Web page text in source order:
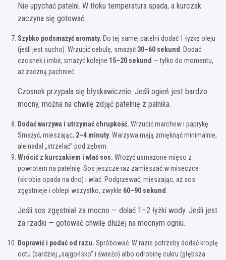
Nie upychać patelni. W tłoku temperatura spada, a kurczak
zaczyna się gotować.
Szybko podsmażyć aromaty. Do tej samej patelni dodać 1 łyżkę oleju
(jeśli jest sucho). Wrzucić cebulę, smażyć 30–60 sekund
. Dodać
czosnek i imbir, smażyć kolejne 15–20 sekund — tylko do momentu,
aż zaczną pachnieć.
Czosnek przypala się błyskawicznie. Jeśli ogień jest bardzo
mocny, można na chwilę zdjąć patelnię z palnika.
Dodać warzywa i utrzymać chrupkość. Wrzucić marchew i paprykę.
Smażyć, mieszając, 2–4 minuty. Warzywa mają zmięknąć minimalnie,
ale nadal „strzelać” pod zębem.
Wrócić z kurczakiem i wlać sos. Włożyć usmażone mięso z
powrotem na patelnię. Sos jeszcze raz zamieszać w miseczce
(skrobia opada na dno) i wlać. Podgrzewać, mieszając, aż sos
zgęstnieje i oblepi wszystko, zwykle 60–90 sekund
Jeśli sos zgęstniał za mocno — dolać 1–2 łyżki wody. Jeśli jest
za rzadki — gotować chwilę dłużej na mocnym ogniu.
Doprawić i podać od razu. Spróbować. W razie potrzeby dodać kroplę
octu (bardziej „sajgońsko” i świeżo) albo odrobinę cukru (głębsza